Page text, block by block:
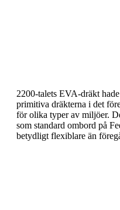
2200-talets EVA-dräkt
primitiva dräkterna i det
för olika typer av miljöer.
som standard ombord på
betydligt flexiblare än